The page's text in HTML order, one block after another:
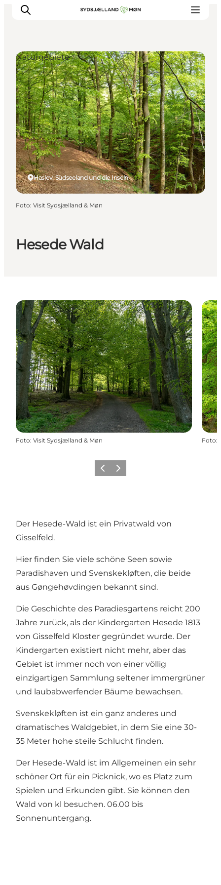
Erleben
Städte und Orte
Events
Essen
Unterkunft
Reise planen
Hesede Wald
Haslev, Südseeland und die Inseln
Naturgebiete
Foto: Visit Sydsjælland & Møn
Foto: Visit Sydsjælland & Møn Foto:
ZurückWeiter
Der Hesede-Wald ist ein Privatwald von
Gisselfeld.
Hier finden Sie viele schöne Seen sowie
Paradishaven und Svenskekløften, die beide
aus Gøngehøvdingen bekannt sind.
Die Geschichte des Paradiesgartens reicht 200
Jahre zurück, als der Kindergarten Hesede 1813
von Gisselfeld Kloster gegründet wurde. Der
Kindergarten existiert nicht mehr, aber das
Gebiet ist immer noch von einer völlig
einzigartigen Sammlung seltener immergrüner
und laubabwerfender Bäume bewachsen.
Svenskekløften ist ein ganz anderes und
dramatisches Waldgebiet, in dem Sie eine 30-
35 Meter hohe steile Schlucht finden.
Der Hesede-Wald ist im Allgemeinen ein sehr
schöner Ort für ein Picknick, wo es Platz zum
Spielen und Erkunden gibt. Sie können den
Wald von kl besuchen. 06.00 bis
Sonnenuntergang.